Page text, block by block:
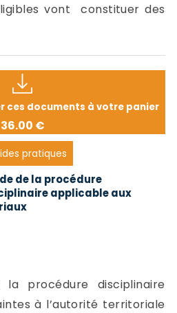
vont constituer des
ces documents à votre panier
36.00 €
pratiques
de la procédure
applicable aux
procédure disciplinaire
à l’autorité territoriale